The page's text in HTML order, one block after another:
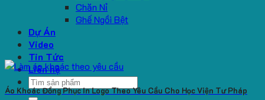
Chăn Nỉ
Ghế Ngồi Bệt
Dự Án
Video
Tin Tức
Liên hệ
Search
for:
Áo Khoác Đồng Phục In Logo Theo Yêu Cầu Cho Học Viện Tư Pháp